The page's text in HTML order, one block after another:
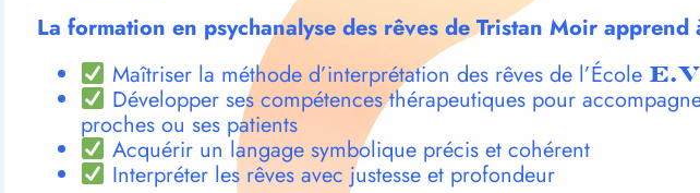
La formation en psychanalyse des rêves de Tristan Moir apprend
Maîtriser la méthode d’interprétation des rêves de l’École
Développer ses compétences thérapeutiques pour
proches ou ses patients
Acquérir un langage symbolique précis et cohérent
Interpréter les rêves avec justesse et profondeur